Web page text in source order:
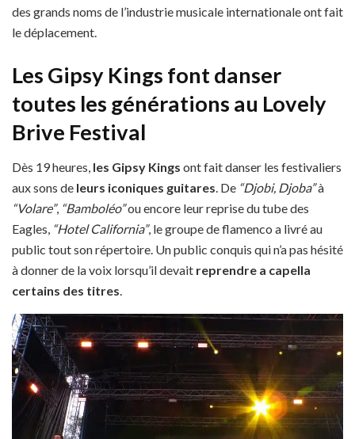
des grands noms de l’industrie musicale internationale ont fait
le déplacement.
Les Gipsy Kings font danser
toutes les générations au Lovely
Brive Festival
Dès 19 heures, les Gipsy Kings ont fait danser les festivaliers
aux sons de leurs iconiques guitares. De “Djobi, Djoba”à
“Volare”, “Bamboléo”ou encore leur reprise du tube des
Eagles, “Hotel California”, le groupe de flamenco a livré au
public tout son répertoire. Un public conquis qui n’a pas hésité
à donner de la voix lorsqu’il devait reprendre a capella
certains des titres.